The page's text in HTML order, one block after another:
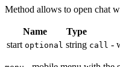
Method allows to open chat
Name Type
start optional string call -